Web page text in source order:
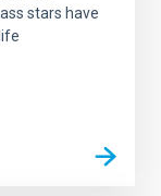
stars have